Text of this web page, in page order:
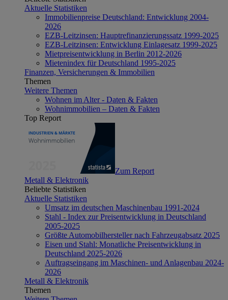
Aktuelle Statistiken
Immobilienpreise Deutschland: Entwicklung 2004-
2026
EZB-Leitzinsen: Hauptrefinanzierungssatz 1999-2025
EZB-Leitzinsen: Entwicklung Einlagesatz 1999-2025
Mietpreisentwicklung in Berlin 2012-2026
Mietenindex für Deutschland 1995-2025
Finanzen, Versicherungen & Immobilien
Themen
Weitere Themen
Wohnen im Alter - Daten & Fakten
Wohnimmobilien – Daten & Fakten
Top Report
Zum Report
Metall & Elektronik
Beliebte Statistiken
Aktuelle Statistiken
Umsatz im deutschen Maschinenbau 1991-2024
Stahl - Index zur Preisentwicklung in Deutschland
2005-2025
Größte Automobilhersteller nach Fahrzeugabsatz 2025
Eisen und Stahl: Monatliche Preisentwicklung in
Deutschland 2025-2026
Auftragseingang im Maschinen- und Anlagenbau 2024-
2026
Metall & Elektronik
Themen